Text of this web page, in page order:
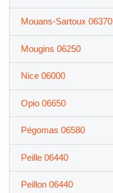
Mouans-Sartoux 06370
Mougins 06250
Nice 06000
Opio 06650
Pégomas 06580
Peille 06440
Peillon 06440